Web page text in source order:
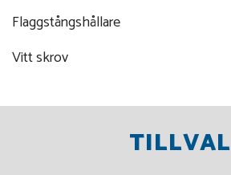
Flaggstångshållare
Vitt skrov
TILLVAL